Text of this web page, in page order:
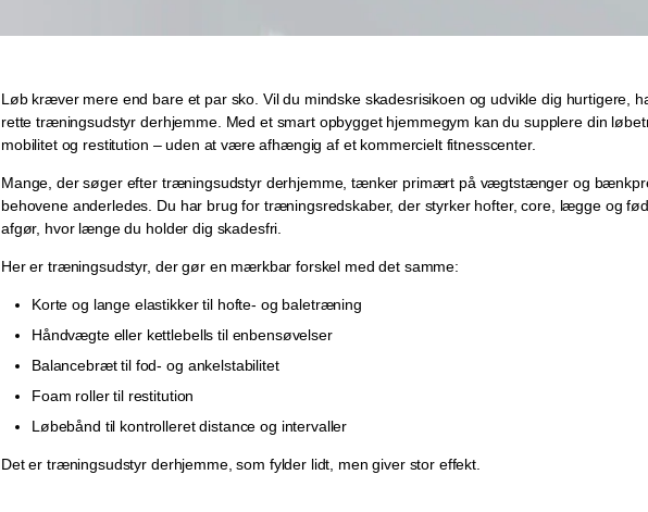
Løb kræver mere end bare et par sko. Vil du mindske skadesrisikoen og udvikle dig hurtigere,
rette træningsudstyr derhjemme. Med et smart opbygget hjemmegym kan du supplere din
mobilitet og restitution – uden at være afhængig af et kommercielt fitnesscenter.
Mange, der søger efter træningsudstyr derhjemme, tænker primært på vægtstænger og
behovene anderledes. Du har brug for træningsredskaber, der styrker hofter, core, lægge og
afgør, hvor længe du holder dig skadesfri.
Her er træningsudstyr, der gør en mærkbar forskel med det samme:
Korte og lange elastikker til hofte- og baletræning
Håndvægte eller kettlebells til enbensøvelser
Balancebræt til fod- og ankelstabilitet
Foam roller til restitution
Løbebånd til kontrolleret distance og intervaller
Det er træningsudstyr derhjemme, som fylder lidt, men giver stor effekt.